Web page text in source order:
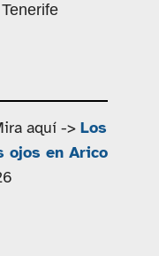
aquí -> Los
ojos en Arico